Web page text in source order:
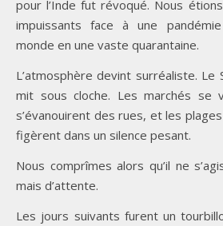
pour l’Inde fut révoqué. Nous
impuissants face à une
monde en une vaste quarantaine.
L’atmosphère devint surréaliste. Le
mit sous cloche. Les marchés se
s’évanouirent des rues, et les
figèrent dans un silence pesant.
Nous comprîmes alors qu’il ne
mais d’attente.
Les jours suivants furent un